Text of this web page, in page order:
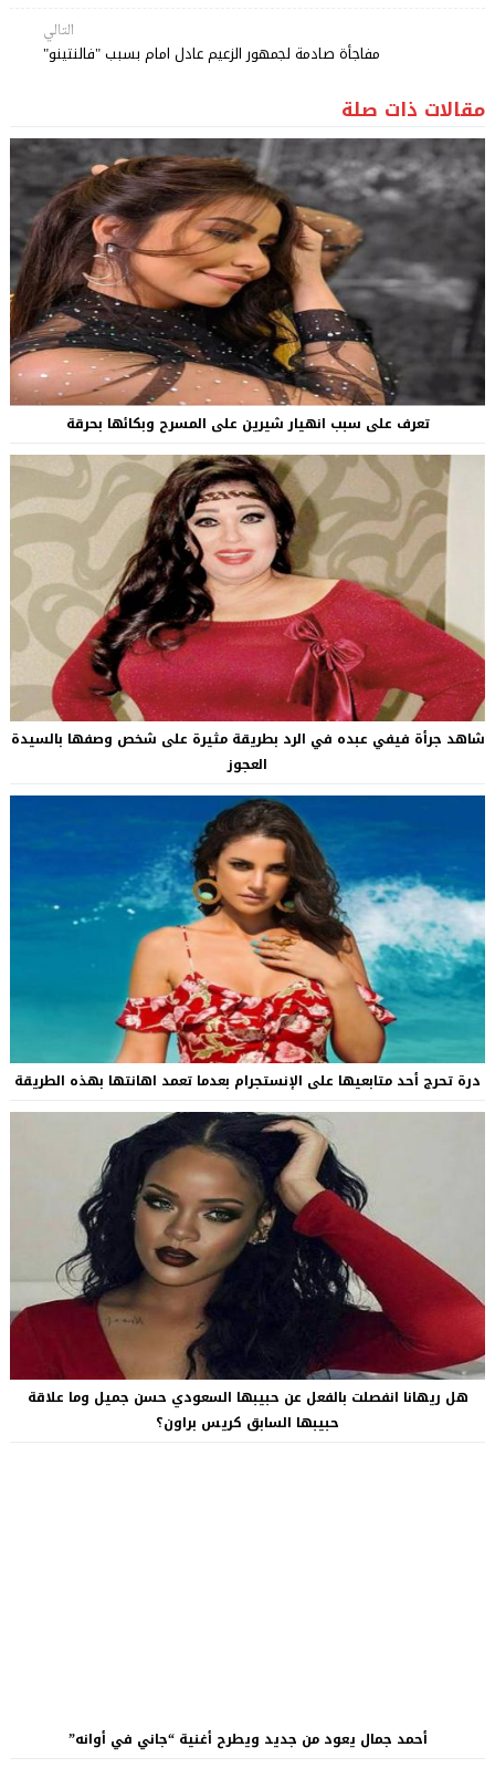
التالي
مفاجأة صادمة لجمهور الزعيم عادل امام بسبب "فالنتينو"
مقالات ذات صلة
تعرف على سبب انهيار شيرين على المسرح وبكائها بحرقة
شاهد جرأة فيفي عبده في الرد بطريقة مثيرة على شخص وصفها بالسيدة
العجوز
درة تحرج أحد متابعيها على الإنستجرام بعدما تعمد اهانتها بهذه الطريقة
هل ريهانا انفصلت بالفعل عن حبيبها السعودي حسن جميل وما علاقة
حبيبها السابق كريس براون؟
أحمد جمال يعود من جديد ويطرح أغنية “جاني في أوانه”